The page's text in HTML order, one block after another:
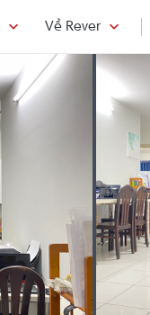
Về Rever